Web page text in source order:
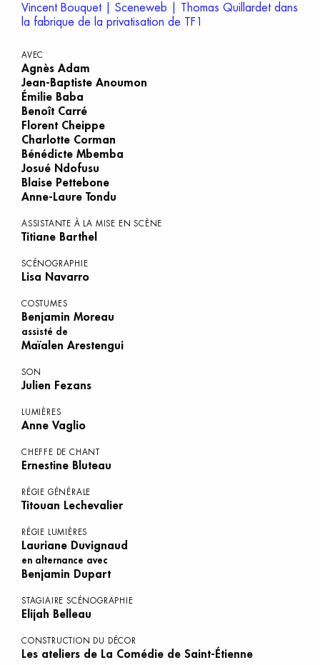
Vincent Bouquet | Sceneweb | Thomas Quillardet dans
la fabrique de la privatisation de TF1
AVEC
Agnès Adam
Jean-Baptiste Anoumon
Émilie Baba
Benoît Carré
Florent Cheippe
Charlotte Corman
Bénédicte Mbemba
Josué Ndofusu
Blaise Pettebone
Anne-Laure Tondu
ASSISTANTE À LA MISE EN SCÈNE
Titiane Barthel
SCÉNOGRAPHIE
Lisa Navarro
COSTUMES
Benjamin Moreau
assisté de
Maïalen Arestengui
SON
Julien Fezans
LUMIÈRES
Anne Vaglio
CHEFFE DE CHANT
Ernestine Bluteau
RÉGIE GÉNÉRALE
Titouan Lechevalier
RÉGIE LUMIÈRES
Lauriane Duvignaud
en alternance avec
Benjamin Dupart
STAGIAIRE SCÉNOGRAPHIE
Elijah Belleau
CONSTRUCTION DU DÉCOR
Les ateliers de La Comédie de Saint-Étienne